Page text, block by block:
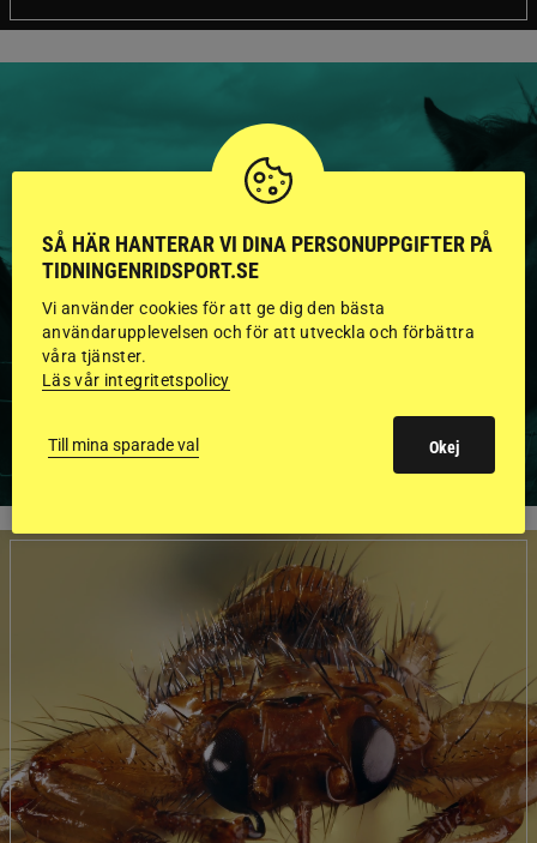
HINGSTAR ONLINE
GODKÄNDA HINGSTAR I
FLERA KATEGORIER MED
BILDER OCH FAKTA
VISA ALLA HINGSTAR
SÅ HÄR HANTERAR VI DINA PERSONUPPGIFTER PÅ
TIDNINGENRIDSPORT.SE
Vi använder cookies för att ge dig den bästa
användarupplevelsen och för att utveckla och förbättra
våra tjänster.
Läs vår integritetspolicy
Till mina sparade val Okej